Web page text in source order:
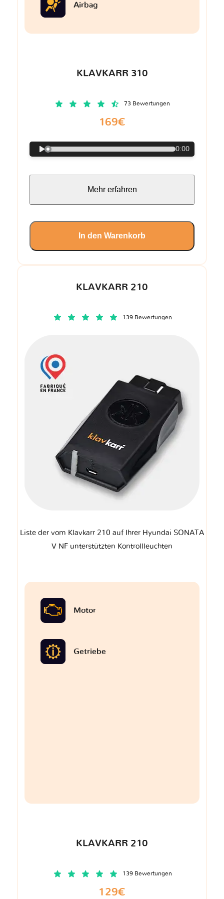
KLAVKARR 210
139 Bewertungen
Liste der vom Klavkarr 210 auf Ihrer Hyundai SONATA
V NF unterstützten Kontrollleuchten
Motor
Getriebe
KLAVKARR 210
139 Bewertungen
129€
Airbag
KLAVKARR 310
73 Bewertungen
169€
0:00
Mehr erfahren
In den Warenkorb